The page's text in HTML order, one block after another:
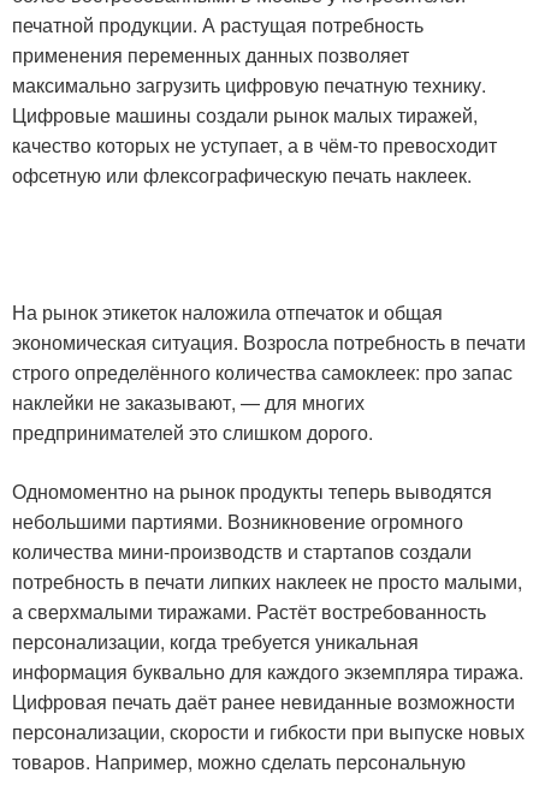
печатной продукции. А растущая потребность
применения переменных данных позволяет
максимально загрузить цифровую печатную технику.
Цифровые машины создали рынок малых тиражей,
качество которых не уступает, а в чём-то превосходит
офсетную или флексографическую печать наклеек.
На рынок этикеток наложила отпечаток и общая
экономическая ситуация. Возросла потребность в печати
строго определённого количества самоклеек: про запас
наклейки не заказывают, — для многих
предпринимателей это слишком дорого.
Одномоментно на рынок продукты теперь выводятся
небольшими партиями. Возникновение огромного
количества мини-производств и стартапов создали
потребность в печати липких наклеек не просто малыми,
а сверхмалыми тиражами. Растёт востребованность
персонализации, когда требуется уникальная
информация буквально для каждого экземпляра тиража.
Цифровая печать даёт ранее невиданные возможности
персонализации, скорости и гибкости при выпуске новых
товаров. Например, можно сделать персональную